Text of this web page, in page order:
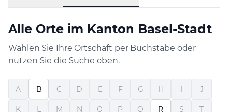
Alle Orte im Kanton Basel-Stadt
Wählen Sie Ihre Ortschaft per Buchstabe oder
nutzen Sie die Suche oben.
A B C D E F G H I J
K L M N O P Q R S T